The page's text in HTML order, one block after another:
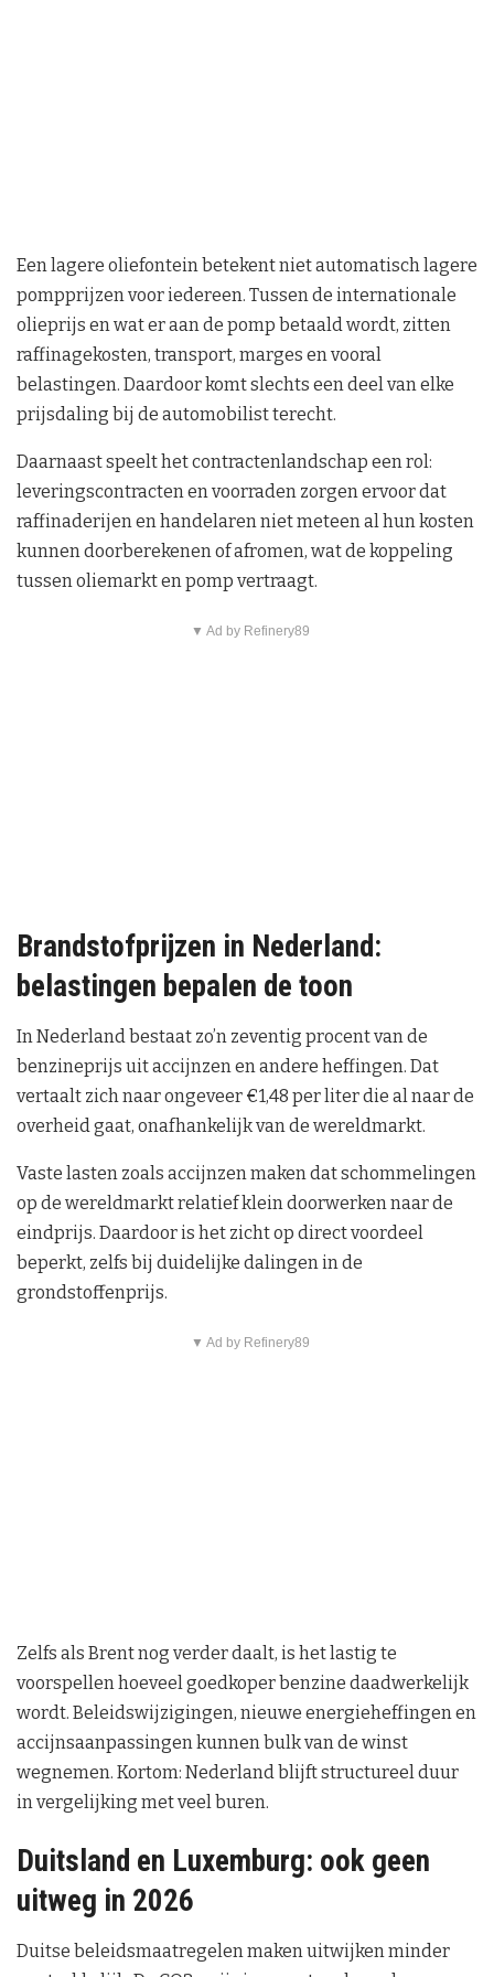
Een lagere oliefontein betekent niet automatisch lagere
pompprijzen voor iedereen. Tussen de internationale
olieprijs en wat er aan de pomp betaald wordt, zitten
raffinagekosten, transport, marges en vooral
belastingen. Daardoor komt slechts een deel van elke
prijsdaling bij de automobilist terecht.
Daarnaast speelt het contractenlandschap een rol:
leveringscontracten en voorraden zorgen ervoor dat
raffinaderijen en handelaren niet meteen al hun kosten
kunnen doorberekenen of afromen, wat de koppeling
tussen oliemarkt en pomp vertraagt.
▼ Ad by Refinery89
Brandstofprijzen in Nederland:
belastingen bepalen de toon
In Nederland bestaat zo’n zeventig procent van de
benzineprijs uit accijnzen en andere heffingen. Dat
vertaalt zich naar ongeveer €1,48 per liter die al naar de
overheid gaat, onafhankelijk van de wereldmarkt.
Vaste lasten zoals accijnzen maken dat schommelingen
op de wereldmarkt relatief klein doorwerken naar de
eindprijs. Daardoor is het zicht op direct voordeel
beperkt, zelfs bij duidelijke dalingen in de
grondstoffenprijs.
▼ Ad by Refinery89
Zelfs als Brent nog verder daalt, is het lastig te
voorspellen hoeveel goedkoper benzine daadwerkelijk
wordt. Beleidswijzigingen, nieuwe energieheffingen en
accijnsaanpassingen kunnen bulk van de winst
wegnemen. Kortom: Nederland blijft structureel duur
in vergelijking met veel buren.
Duitsland en Luxemburg: ook geen
uitweg in 2026
Duitse beleidsmaatregelen maken uitwijken minder